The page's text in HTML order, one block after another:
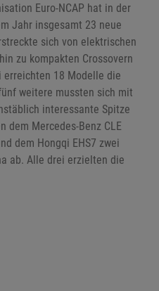
Euro-NCAP hat in der
Jahr insgesamt 23 neue
sich von elektrischen
zu kompakten Crossovern
erreichten 18 Modelle die
weitere mussten sich mit
interessante Spitze
dem Mercedes-Benz CLE
dem Hongqi EHS7 zwei
ab. Alle drei erzielten die